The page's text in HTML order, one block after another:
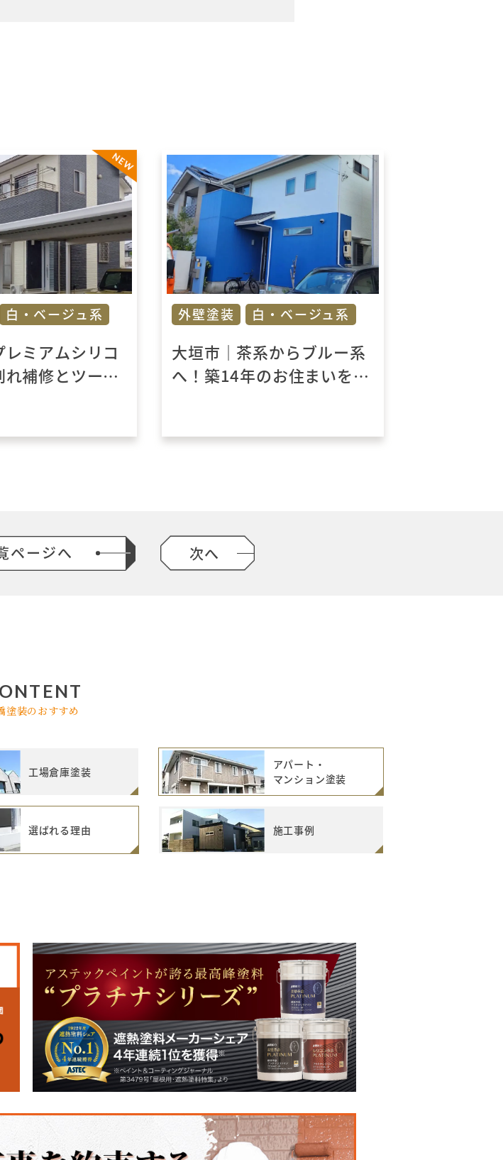
白・ベージュ系
ミアムシリコ
れ補修とツート
外壁塗装 白・ベージュ系
大垣市｜茶系からブルー系
へ！築14年のお住まいを外
ページへ 次へ
塗装のおすすめ
工場倉庫塗装
アパート・
マンション塗装
選ばれる理由 施工事例